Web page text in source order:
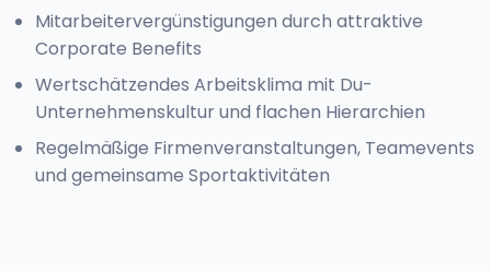
Mitarbeitervergünstigungen durch attraktive
Corporate Benefits
Wertschätzendes Arbeitsklima mit Du-
Unternehmenskultur und flachen Hierarchien
Regelmäßige Firmenveranstaltungen, Teamevents
und gemeinsame Sportaktivitäten